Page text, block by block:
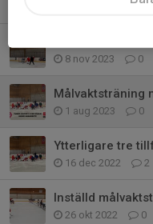
0
8 nov 2023 0
Målvaktsträning
1 aug 2023 0
Ytterligare tre
16 dec 2022 2
Inställd
26 okt 2022 0